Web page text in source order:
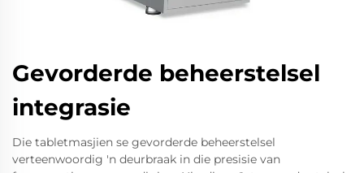
Gevorderde beheerstelsel
integrasie
Die tabletmasjien se gevorderde beheerstelsel
verteenwoordig 'n deurbraak in die presisie van